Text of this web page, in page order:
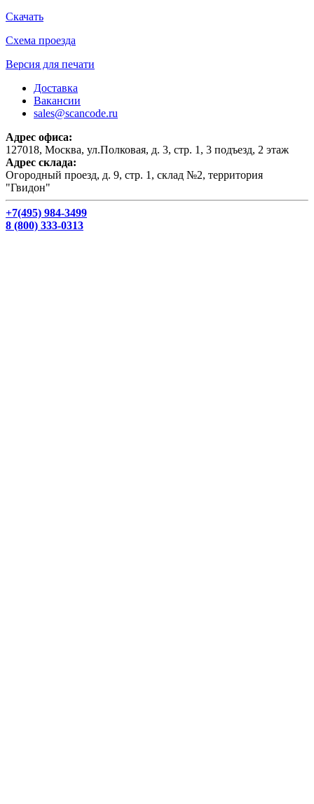
Скачать
Схема проезда
Версия для печати
Доставка
Вакансии
sales@scancode.ru
Адрес офиса:
127018, Москва, ул.Полковая, д. 3, стр. 1, 3 подъезд, 2 этаж
Адрес склада:
Огородный проезд, д. 9, стр. 1, склад №2, территория
"Гвидон"
+7(495) 984-3499
8 (800) 333-0313